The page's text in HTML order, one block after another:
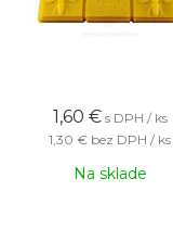
1,60 € s DPH / ks
1,30 € bez DPH / ks
Na sklade